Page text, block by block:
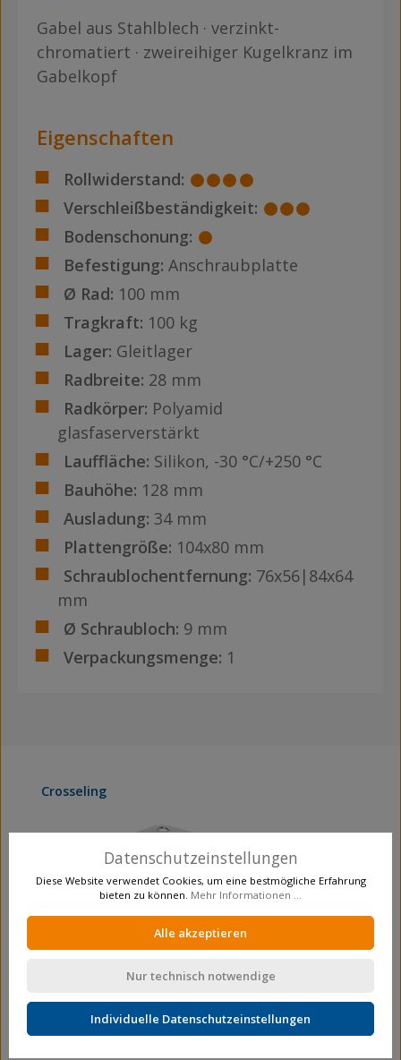
Gabel aus Stahlblech · verzinkt-
chromatiert · zweireihiger Kugelkranz im
Gabelkopf
Eigenschaften
Rollwiderstand:
Verschleißbeständigkeit:
Bodenschonung:
Befestigung: Anschraubplatte
Ø Rad: 100 mm
Tragkraft: 100 kg
Lager: Gleitlager
Radbreite: 28 mm
Radkörper: Polyamid
glasfaserverstärkt
Lauffläche: Silikon, -30 °C/+250 °C
Bauhöhe: 128 mm
Ausladung: 34 mm
Plattengröße: 104x80 mm
Schraublochentfernung: 76x56|84x64
mm
Ø Schraubloch: 9 mm
Verpackungsmenge: 1
Produktgalerie überspringen
Crosseling
Transportrolle
Lenkrollen mit Totalfeststeller
Datenschutzeinstellungen
Diese Website verwendet Cookies, um eine bestmögliche Erfahrung
bieten zu können. Mehr Informationen ...
Alle akzeptieren
Nur technisch notwendige
Individuelle Datenschutzeinstellungen